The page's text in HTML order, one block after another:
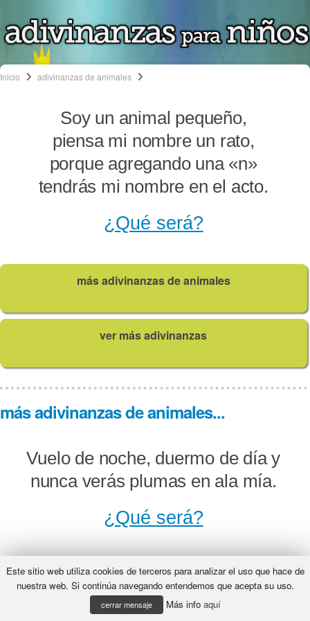
Inicio adivinanzas de animales
Soy un animal pequeño,
piensa mi nombre un rato,
porque agregando una «n»
tendrás mi nombre en el acto.
¿Qué será?
más adivinanzas de animales
ver más adivinanzas
más adivinanzas de animales...
Vuelo de noche, duermo de día y
nunca verás plumas en ala mía.
¿Qué será?
Donde nadie sube, trepo, donde
nadie anda, trisco, muy poco estoy
Este sitio web utiliza cookies de terceros para analizar el uso que hace de
nuestra web. Si continúa navegando entendemos que acepta su uso.
cerrar mensaje Más info aquí